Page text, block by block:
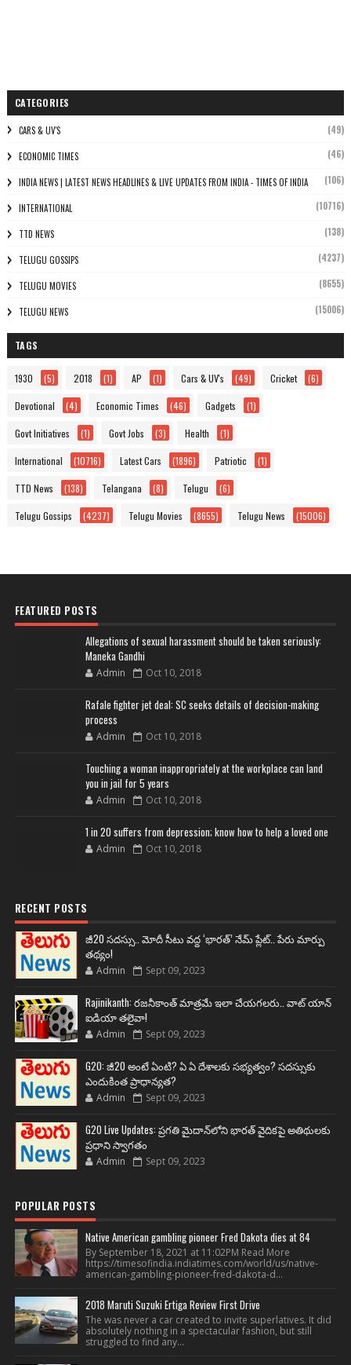
CATEGORIES
CARS & UV'S (49)
ECONOMIC TIMES (46)
INDIA NEWS | LATEST NEWS HEADLINES & LIVE UPDATES FROM INDIA - TIMES OF INDIA (106)
INTERNATIONAL (10716)
TTD NEWS (138)
TELUGU GOSSIPS (4237)
TELUGU MOVIES (8655)
TELUGU NEWS (15006)
TAGS
1930 (5) 2018 (1) AP (1) Cars & UV's (49) Cricket (6)
Devotional (4) Economic Times (46) Gadgets (1)
Govt Initiatives (1) Govt Jobs (3) Health (1)
International (10716) Latest Cars (1896) Patriotic (1)
TTD News (138) Telangana (8) Telugu (6)
Telugu Gossips (4237) Telugu Movies (8655) Telugu News (15006)
FEATURED POSTS
Allegations of sexual harassment should be taken seriously:
Maneka Gandhi
Admin Oct 10, 2018
Rafale fighter jet deal: SC seeks details of decision-making
process
Admin Oct 10, 2018
Touching a woman inappropriately at the workplace can land
you in jail for 5 years
Admin Oct 10, 2018
1 in 20 suffers from depression; know how to help a loved one
Admin Oct 10, 2018
RECENT POSTS
జీ20 సదస్సు.. మోదీ సీటు వద్ద ‘భారత్’ నేమ్ ప్లేట్‌.. పేరు మార్పు
తథ్యం!
Admin Sept 09, 2023
Rajinikanth: రజనీకాంత్ మాత్రమే ఇలా చేయగలరు.. వాట్ యాన్
ఐడియా తలైవా!
Admin Sept 09, 2023
G20: జీ20 అంటే ఏంటి? ఏ ఏ దేశాలకు సభ్యత్వం? సదస్సుకు
ఎందుకింత ప్రాధాన్యత?
Admin Sept 09, 2023
G20 Live Updates: ప్రగతి మైదాన్‌లోని భారత్ వైదికపై అతిథులకు
ప్రధాని స్వాగతం
Admin Sept 09, 2023
POPULAR POSTS
Native American gambling pioneer Fred Dakota dies at 84
By September 18, 2021 at 11:02PM Read More
https://timesofindia.indiatimes.com/world/us/native-
american-gambling-pioneer-fred-dakota-d...
2018 Maruti Suzuki Ertiga Review First Drive
The was never a car created to invite superlatives. It did
absolutely nothing in a spectacular fashion, but still
struggled to find any...